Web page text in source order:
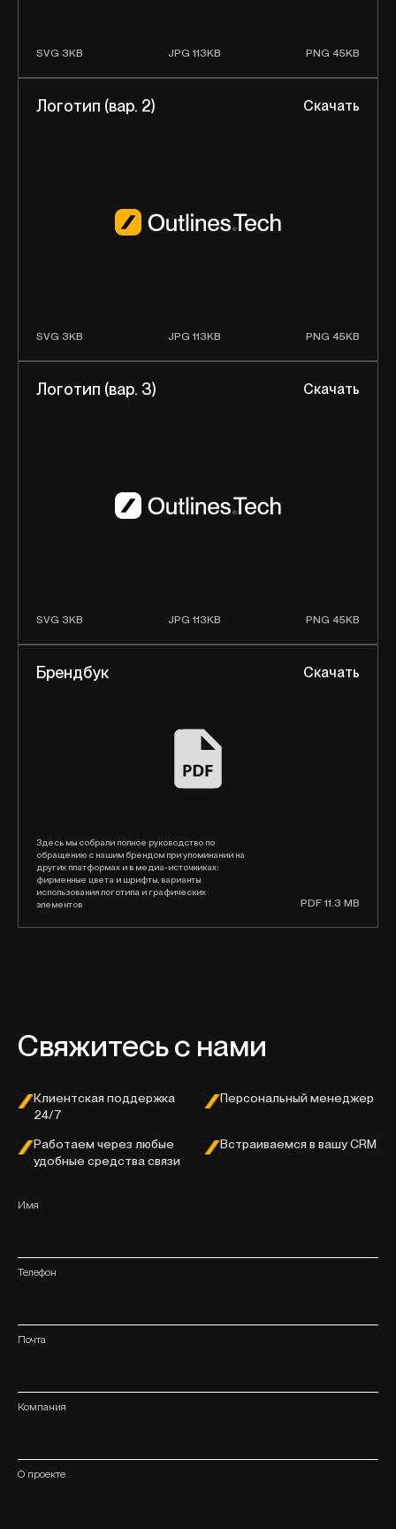
SVG 3KB JPG 113KB PNG 45KB
Логотип (вар. 2) Скачать
SVG 3KB JPG 113KB PNG 45KB
Логотип (вар. 3) Скачать
SVG 3KB JPG 113KB PNG 45KB
Брендбук Скачать
Здесь мы собрали полное руководство по
обращению с нашим брендом при упоминании на
других платформах и в медиа-источниках:
фирменные цвета и шрифты, варианты
использования логотипа и графических
элементов
PDF 11.3 MB
Свяжитесь с нами
Клиентская поддержка
24/7
Персональный менеджер
Работаем через любые
удобные средства связи
Встраиваемся в вашу CRM
Имя
Телефон
Почта
Компания
О проекте